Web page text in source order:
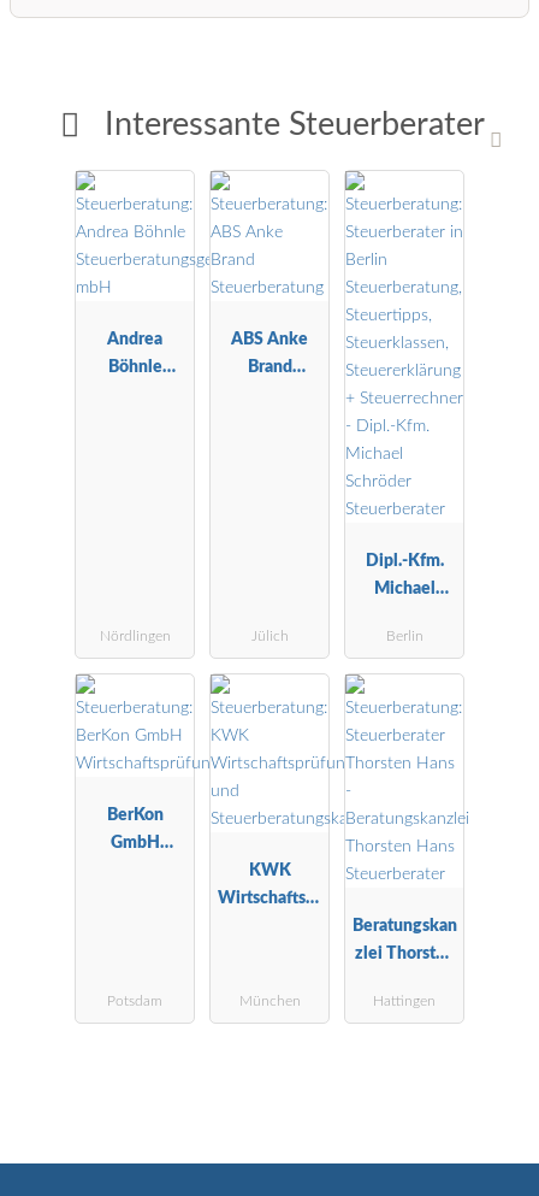
Interessante Steuerberater
Andrea
Böhnle
Nördlingen
ABS Anke
Brand
Jülich
Dipl.-Kfm.
Michael
Steuerberater
Berlin
BerKon
GmbH
Potsdam
KWK
Wirtschaftspr
München
Beratungskan
zlei Thorsten
Steuerberater
Hattingen